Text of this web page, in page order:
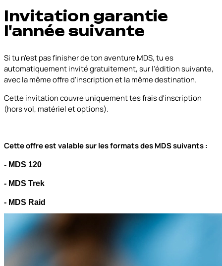
Invitation garantie
l'année suivante
Si tu n'est pas finisher de ton aventure MDS, tu es
automatiquement invité gratuitement, sur l'édition suivante,
avec la même offre d'inscription et la même destination.
Cette invitation couvre uniquement tes frais d'inscription
(hors vol, matériel et options).
Cette offre est valable sur les formats des MDS suivants :
- MDS 120
- MDS Trek
- MDS Raid